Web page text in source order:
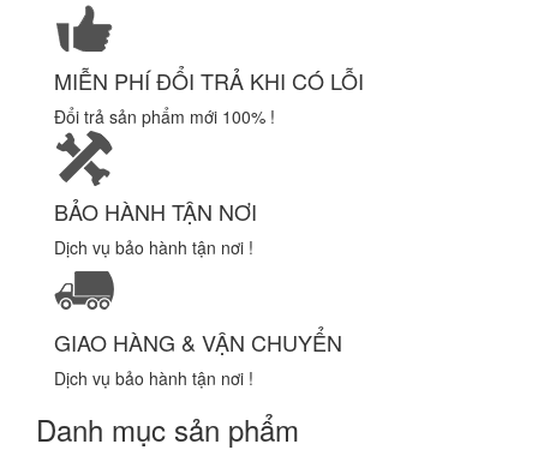
MIỄN PHÍ ĐỔI TRẢ KHI CÓ LỖI
Đổi trả sản phẩm mới 100% !
BẢO HÀNH TẬN NƠI
Dịch vụ bảo hành tận nơi !
GIAO HÀNG & VẬN CHUYỂN
Dịch vụ bảo hành tận nơi !
Danh mục sản phẩm